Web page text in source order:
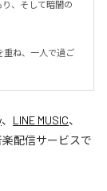
、そして暗闇の
重ね、一人で過ご
、 LINE MUSIC、
配信サービスで